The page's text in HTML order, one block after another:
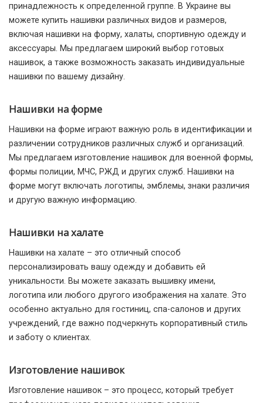
принадлежность к определенной группе. В Украине вы
можете купить нашивки различных видов и размеров,
включая нашивки на форму, халаты, спортивную одежду и
аксессуары. Мы предлагаем широкий выбор готовых
нашивок, а также возможность заказать индивидуальные
нашивки по вашему дизайну.
Нашивки на форме
Нашивки на форме играют важную роль в идентификации и
различении сотрудников различных служб и организаций.
Мы предлагаем изготовление нашивок для военной формы,
формы полиции, МЧС, РЖД и других служб. Нашивки на
форме могут включать логотипы, эмблемы, знаки различия
и другую важную информацию.
Нашивки на халате
Нашивки на халате – это отличный способ
персонализировать вашу одежду и добавить ей
уникальности. Вы можете заказать вышивку имени,
логотипа или любого другого изображения на халате. Это
особенно актуально для гостиниц, спа-салонов и других
учреждений, где важно подчеркнуть корпоративный стиль
и заботу о клиентах.
Изготовление нашивок
Изготовление нашивок – это процесс, который требует